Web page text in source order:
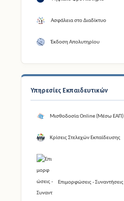
Ασφάλεια στο Διαδίκτυο
Έκδοση Απολυτηρίου
Υπηρεσίες Εκπαιδευτικών
Μισθοδοσία Online (Μέσω ΕΑΠ)
Κρίσεις Στελεχών Εκπαίδευσης
Επιμορφώσεις - Συναντήσεις